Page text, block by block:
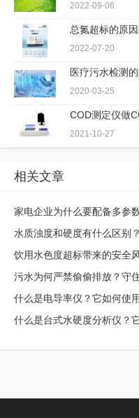
2022-09-06
总氮超标的原
2022-07-20
医疗污水检测
2020-03-25
COD测定仪做
2021-10-27
相关文章
家电企业为什么要配备多参
水质浊度和硬度有什么区别
饮用水色度超标带来的安全
污水为何严禁偷偷排放？守
什么是电导率仪？它如何使
什么是台式水硬度分析仪？